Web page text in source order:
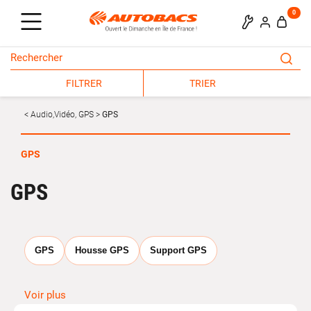
0
FILTRER TRIER
Audio,Vidéo, GPS GPS
GPS
GPS
GPS Housse GPS Support GPS
Navigation précise et
Voir plus